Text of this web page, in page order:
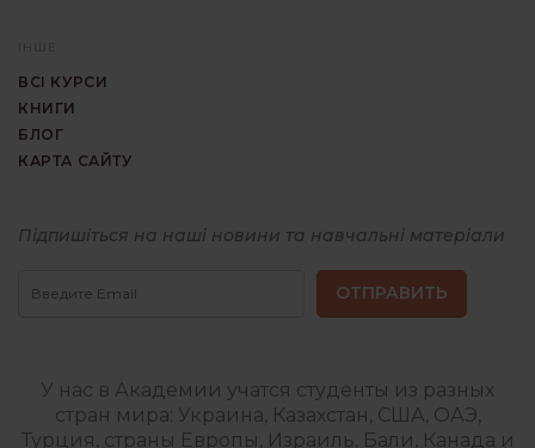
Підпишіться на наші новини та навчальні матеріали
ВСІ КУРСИ
КНИГИ
БЛОГ
КАРТА САЙТУ
Гештальт
Курси
навчання
У нас в Академии учатся студенты из разных
стран мира: Украина, Казахстан, США, ОАЭ,
Турция, страны Европы, Израиль, Бали, Канада и